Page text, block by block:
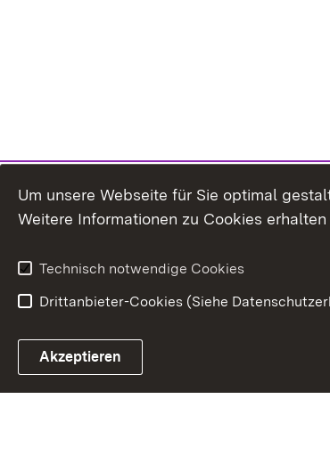
Um unsere Webseite für Sie optimal
Weitere Informationen zu Cookies
Technisch notwendige Cookies
Drittanbieter-Cookies (Siehe
Akzeptieren